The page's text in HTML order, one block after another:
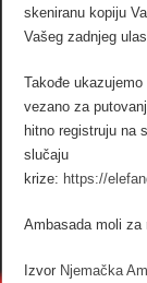
skeniranu kopiju
Vašeg zadnjeg
Takođe
vezano za
hitno registruju na
slučaju
krize: https://
Ambasada moli za
Izvor Njemačka